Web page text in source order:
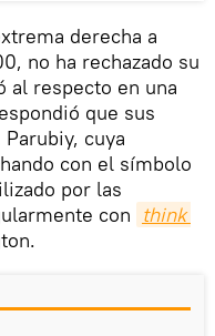
derecha a
no ha rechazado su
al respecto en una
que sus
cuya
con el símbolo
por las
con think